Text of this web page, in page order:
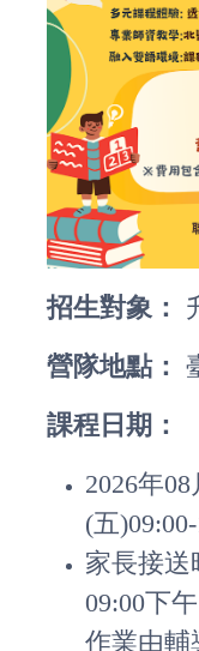
招生對象：
營隊地點：
課程日期：
2026年
(五
家長接送
09:00下
作業由輔